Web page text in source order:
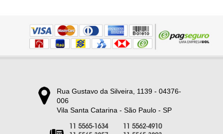
Rua Gustavo da Silveira, 1139 - 04376-
006
Vila Santa Catarina - São Paulo - SP
11 5565-1634
11 5562-4910